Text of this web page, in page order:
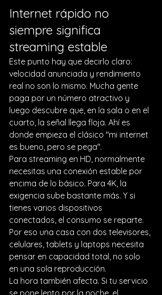
Internet rápido no
siempre significa
streaming estable
Este punto hay que decirlo claro:
velocidad anunciada y rendimiento
real no son lo mismo. Mucha gente
paga por un número atractivo y
luego descubre que, en la sala o en el
cuarto, la señal llega floja. Ahí es
donde empieza el clásico "mi internet
es bueno, pero se pega".
Para streaming en HD, normalmente
necesitas una conexión estable por
encima de lo básico. Para 4K, la
exigencia sube bastante más. Y si
tienes varios dispositivos
conectados, el consumo se reparte.
Por eso una casa con dos televisores,
celulares, tablets y laptops necesita
pensar en capacidad total, no solo
en una sola reproducción.
La hora también afecta. Si tu servicio
se pone lento por la noche, el